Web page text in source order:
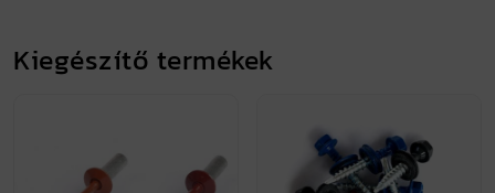
Kiegészítő termékek